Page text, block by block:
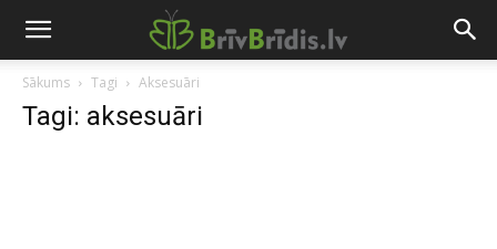
Sākums Tagi Aksesuāri
Tagi: aksesuāri